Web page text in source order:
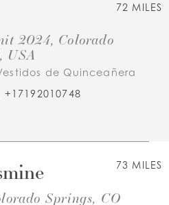
72 MILES
2024, Colorado
USA
de Quinceañera
+17192010748
73 MILES
Springs, CO